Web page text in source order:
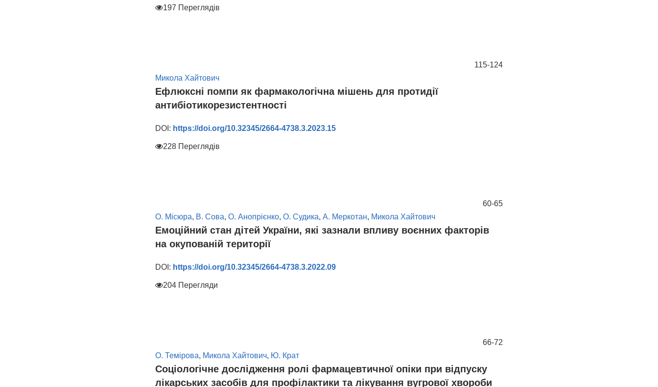
197 Переглядів
115-124
Микола Хайтович
Ефлюксні помпи як фармакологічна мішень для протидії
антибіотикорезистентності
DOI: https://doi.org/10.32345/2664-4738.3.2023.15
228 Переглядів
60-65
О. Місюра, В. Сова, О. Анопрієнко, О. Судика, А. Меркотан, Микола Хайтович
Емоційний стан дітей України, які зазнали впливу воєнних факторів
на окупованій території
DOI: https://doi.org/10.32345/2664-4738.3.2022.09
204 Перегляди
66-72
О. Темірова, Микола Хайтович, Ю. Крат
Соціологічне дослідження ролі фармацевтичної опіки при відпуску
лікарських засобів для профілактики та лікування вугрової хвороби